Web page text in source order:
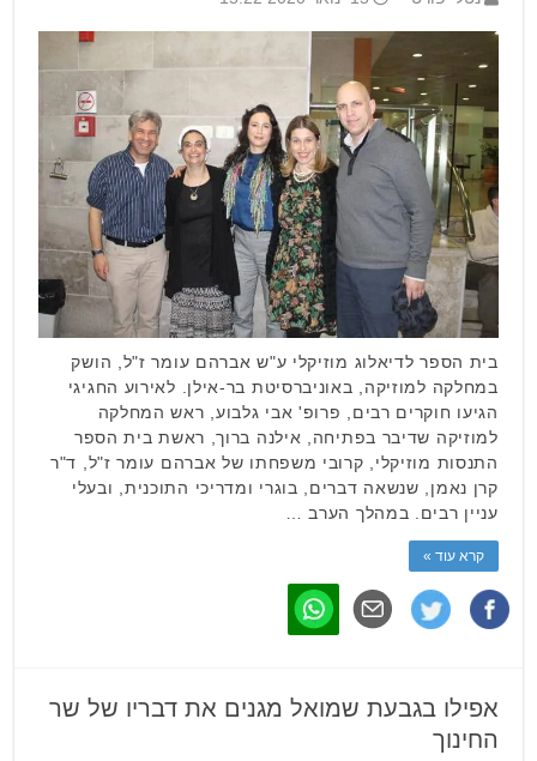
בית הספר לדיאלוג מוזיקלי ע"ש אברהם עומר ז"ל, הושק
במחלקה למוזיקה, באוניברסיטת בר-אילן. לאירוע החגיגי
הגיעו חוקרים רבים, פרופ' אבי גלבוע, ראש המחלקה
למוזיקה שדיבר בפתיחה, אילנה ברוך, ראשת בית הספר
התנסות מוזיקלי, קרובי משפחתו של אברהם עומר ז"ל, ד"ר
קרן נאמן, שנשאה דברים, בוגרי ומדריכי התוכנית, ובעלי
עניין רבים. במהלך הערב …
קרא עוד »
אפילו בגבעת שמואל מגנים את דבריו של שר
החינוך